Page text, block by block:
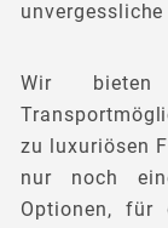
Wir
zu luxuriösen
nur noch
Optionen, für